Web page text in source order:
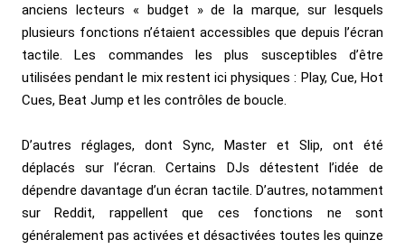
anciens lecteurs « budget » de la marque, sur lesquels
plusieurs fonctions n’étaient accessibles que depuis l’écran
tactile. Les commandes les plus susceptibles d’être
utilisées pendant le mix restent ici physiques : Play, Cue, Hot
Cues, Beat Jump et les contrôles de boucle.
D’autres réglages, dont Sync, Master et Slip, ont été
déplacés sur l’écran. Certains DJs détestent l’idée de
dépendre davantage d’un écran tactile. D’autres, notamment
sur Reddit, rappellent que ces fonctions ne sont
généralement pas activées et désactivées toutes les quinze